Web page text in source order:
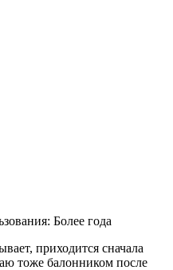
Более года
приходится сначала
тоже балонником после